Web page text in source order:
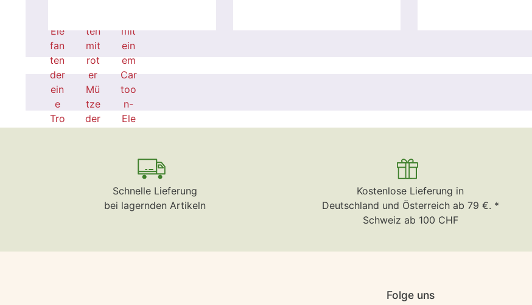
Schnelle Lieferung
bei lagernden Artikeln
Kostenlose Lieferung in
Deutschland und Österreich ab 79 €. *
Schweiz ab 100 CHF
Folge uns